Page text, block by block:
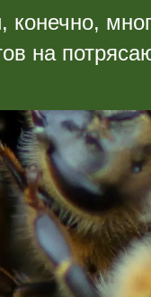
конечно,
на